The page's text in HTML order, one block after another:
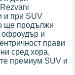
и при SUV
ще продължи
офроудър и
прави
сред хора,
премиум SUV и